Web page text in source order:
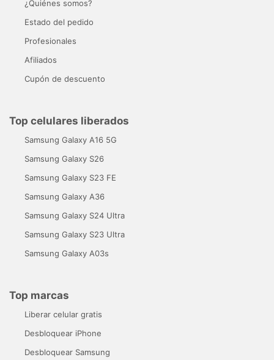
¿Quiénes somos?
Estado del pedido
Profesionales
Afiliados
Cupón de descuento
Top celulares liberados
Samsung Galaxy A16 5G
Samsung Galaxy S26
Samsung Galaxy S23 FE
Samsung Galaxy A36
Samsung Galaxy S24 Ultra
Samsung Galaxy S23 Ultra
Samsung Galaxy A03s
Top marcas
Liberar celular gratis
Desbloquear iPhone
Desbloquear Samsung